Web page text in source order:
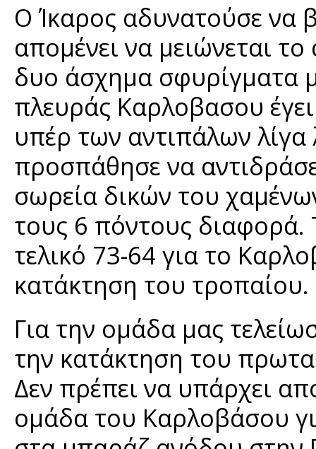
Ο Ίκαρος αδυνατούσε να
απομένει να μειώνεται
δυο άσχημα σφυρίγματα
πλευράς Καρλοβασου
υπέρ των αντιπάλων λίγα
προσπάθησε να
σωρεία δικών του
τους 6 πόντους διαφορά.
τελικό 73-64 για το
κατάκτηση του τροπαίου.
Για την ομάδα μας
την κατάκτηση του
Δεν πρέπει να υπάρχει
ομάδα του Καρλοβάσου